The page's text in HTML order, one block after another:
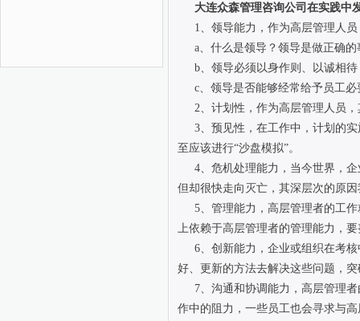
大连众森管理咨询公司在实践中
1、领导能力，作为高层管理人
a、什么是领导？领导是做正确
b、领导必须以身作则、以诚相
c、领导是否能够经常给予员工
2、计划性，作为高层管理人员
3、预见性，在工作中，计划的
至应该进行“沙盘模拟”。
4、危机处理能力，当今世界，
但却很快走向灭亡，其深层次的原
5、管理能力，高层管理者的工
上依赖于高层管理者的管理能力，
6、创新能力，企业或组织在考
好、更新的方法去解决这些问题，
7、沟通和协调能力，高层管理
作中的阻力，一些员工也会寻求与